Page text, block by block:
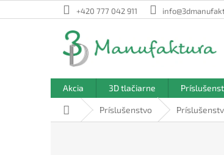
na
+420 777 042 911
Akcia 3D tlačiarne
DomovPríslušenstvo